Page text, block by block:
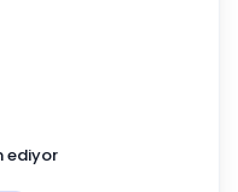
ediyor